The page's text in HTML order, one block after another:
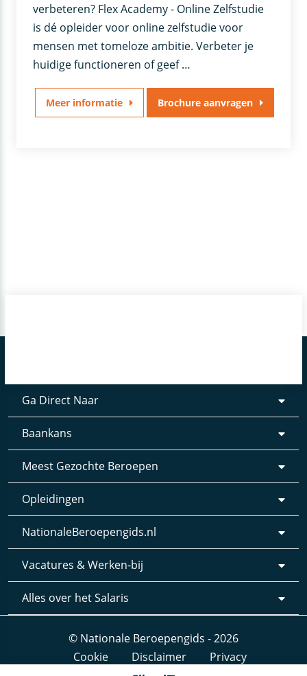
verbeteren? Flex Academy - Online Zelfstudie
is dé opleider voor online zelfstudie voor
mensen met tomeloze ambitie. Verbeter je
huidige functioneren of geef …
Meer informatie Brochure aanvragen
Ga Direct Naar
Baankans
Meest Gezochte Beroepen
Opleidingen
NationaleBeroepengids.nl
Vacatures & Werken-bij
Alles over het Salaris
© Nationale Beroepengids - 2026
Cookie
Disclaimer
Privacy